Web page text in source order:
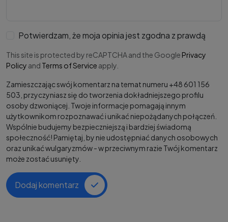
Potwierdzam, że moja opinia jest zgodna z prawdą
This site is protected by reCAPTCHA and the Google Privacy
Policy and Terms of Service apply.
Zamieszczając swój komentarz na temat numeru +48 601 156
503, przyczyniasz się do tworzenia dokładniejszego profilu
osoby dzwoniącej. Twoje informacje pomagają innym
użytkownikom rozpoznawać i unikać niepożądanych połączeń.
Wspólnie budujemy bezpieczniejszą i bardziej świadomą
społeczność! Pamiętaj, by nie udostępniać danych osobowych
oraz unikać wulgaryzmów - w przeciwnym razie Twój komentarz
może zostać usunięty.
Dodaj komentarz